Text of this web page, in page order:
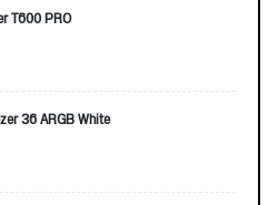
T600 PRO
36 ARGB White